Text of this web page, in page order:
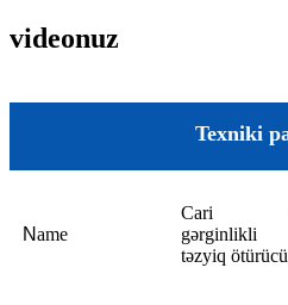
videonuz
Texniki
Name
Cari
gərginlikli
təzyiq ötürücü